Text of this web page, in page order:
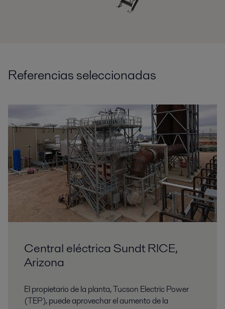
Referencias seleccionadas
Central eléctrica Sundt RICE,
Arizona
El propietario de la planta, Tucson Electric Power
(TEP), puede aprovechar el aumento de la